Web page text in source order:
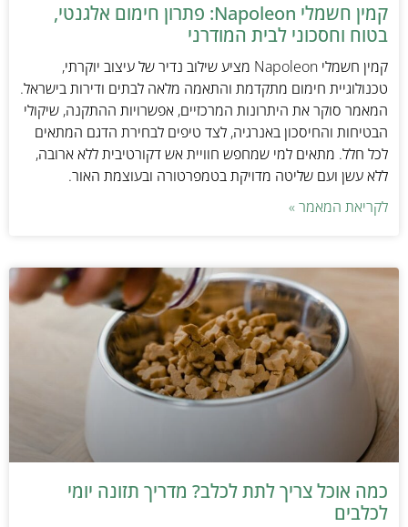
קמין חשמלי Napoleon: פתרון חימום אלגנטי,
בטוח וחסכוני לבית המודרני
קמין חשמלי Napoleon מציע שילוב נדיר של עיצוב יוקרתי,
טכנולוגיית חימום מתקדמת והתאמה מלאה לבתים ודירות בישראל.
המאמר סוקר את היתרונות המרכזיים, אפשרויות ההתקנה, שיקולי
הבטיחות והחיסכון באנרגיה, לצד טיפים לבחירת הדגם המתאים
לכל חלל. מתאים למי שמחפש חוויית אש דקורטיבית ללא ארובה,
ללא עשן ועם שליטה מדויקת בטמפרטורה ובעוצמת האור.
לקריאת המאמר »
כמה אוכל צריך לתת לכלב? מדריך תזונה יומי
לכלבים